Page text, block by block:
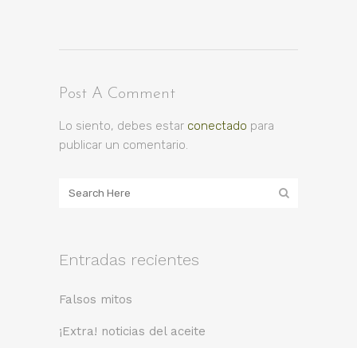
Post A Comment
Lo siento, debes estar conectado para
publicar un comentario.
Entradas recientes
Falsos mitos
¡Extra! noticias del aceite